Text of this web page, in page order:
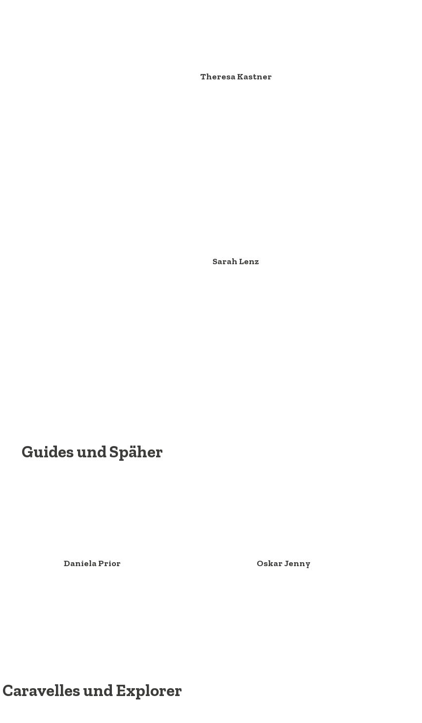
Theresa Kastner
Sarah Lenz
Guides und Späher
Daniela Prior Oskar Jenny
Caravelles und Explorer